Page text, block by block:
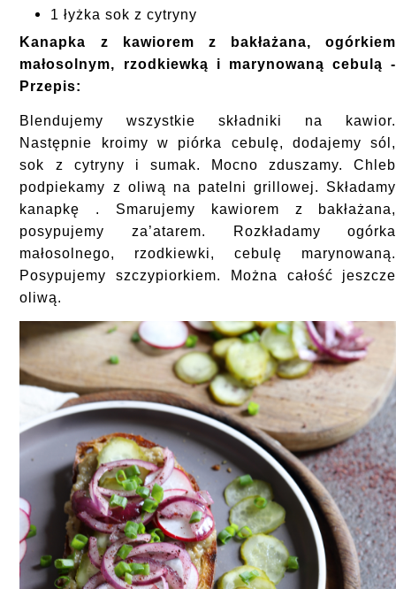
1 łyżka sok z cytryny
Kanapka z kawiorem z bakłażana, ogórkiem
małosolnym, rzodkiewką i marynowaną cebulą -
Przepis:
Blendujemy wszystkie składniki na kawior.
Następnie kroimy w piórka cebulę, dodajemy sól,
sok z cytryny i sumak. Mocno zduszamy. Chleb
podpiekamy z oliwą na patelni grillowej. Składamy
kanapkę . Smarujemy kawiorem z bakłażana,
posypujemy za’atarem. Rozkładamy ogórka
małosolnego, rzodkiewki, cebulę marynowaną.
Posypujemy szczypiorkiem. Można całość jeszcze
oliwą.